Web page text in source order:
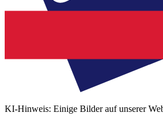
KI-Hinweis: Einige Bilder auf unserer